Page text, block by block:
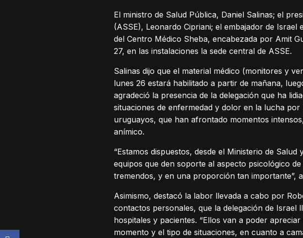
El ministro de Salud Pública, Daniel Salinas; el
(ASSE), Leonardo Cipriani; el embajador de
del Centro Médico Sheba, encabezada por Amit
27, en las instalaciones la sede central de ASSE.
Salinas dijo que el material médico (monitores y
lunes 26 estará habilitado a partir de mañana,
agradeció la presencia de la delegación que ha
situaciones de enfermedad y dolor en la lucha
uruguayos, que han afrontado momentos
anímico.
“Estamos dispuestos, desde el Ministerio de
equipos que den soporte al aspecto psicológico
tremendos, y en una proporción tan importante”,
Asimismo, destacó la labor llevada a cabo por
contactos personales, que la delegación de
hospitales y pacientes. “Ellos van a poder
momento y el tipo de situaciones, en cuanto a